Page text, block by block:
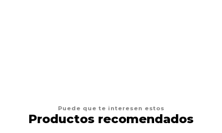
Puede que te interesen estos
Productos recomendados